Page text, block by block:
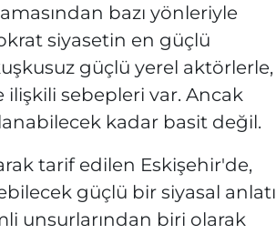
bazı yönleriyle
siyasetin en güçlü
güçlü yerel aktörlerle,
sebepleri var. Ancak
kadar basit değil.
tarif edilen Eskişehir'de,
güçlü bir siyasal anlatı
unsurlarından biri olarak